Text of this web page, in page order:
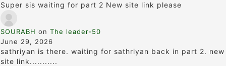
Super sis waiting for part 2 New site link please
SOURABH on The leader-50
June 29, 2026
sathriyan is there. waiting for sathriyan back in part 2. new
site link...........